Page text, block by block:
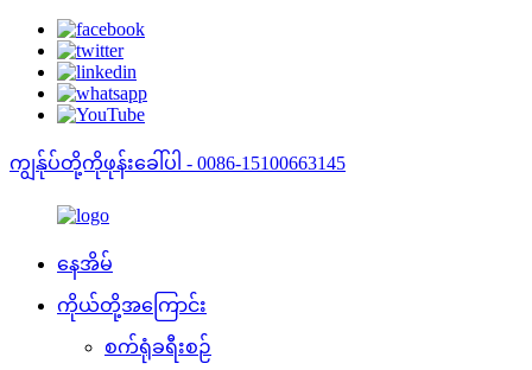
ကျွန်ုပ်တို့ကိုဖုန်းခေါ်ပါ - 0086-15100663145
နေအိမ်
ကိုယ်တို့အကြောင်း
စက်ရုံခရီးစဉ်